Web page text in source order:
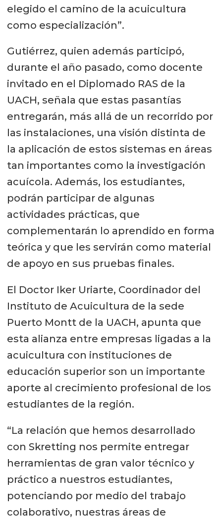
elegido el camino de la acuicultura
como especialización”.
Gutiérrez, quien además participó,
durante el año pasado, como docente
invitado en el Diplomado RAS de la
UACH, señala que estas pasantías
entregarán, más allá de un recorrido por
las instalaciones, una visión distinta de
la aplicación de estos sistemas en áreas
tan importantes como la investigación
acuícola. Además, los estudiantes,
podrán participar de algunas
actividades prácticas, que
complementarán lo aprendido en forma
teórica y que les servirán como material
de apoyo en sus pruebas finales.
El Doctor Iker Uriarte, Coordinador del
Instituto de Acuicultura de la sede
Puerto Montt de la UACH, apunta que
esta alianza entre empresas ligadas a la
acuicultura con instituciones de
educación superior son un importante
aporte al crecimiento profesional de los
estudiantes de la región.
“La relación que hemos desarrollado
con Skretting nos permite entregar
herramientas de gran valor técnico y
práctico a nuestros estudiantes,
potenciando por medio del trabajo
colaborativo, nuestras áreas de